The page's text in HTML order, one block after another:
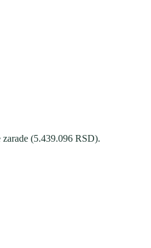
(5.439.096 RSD).